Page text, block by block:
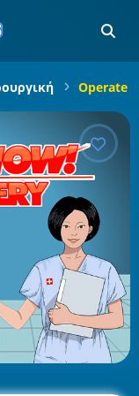
Operate